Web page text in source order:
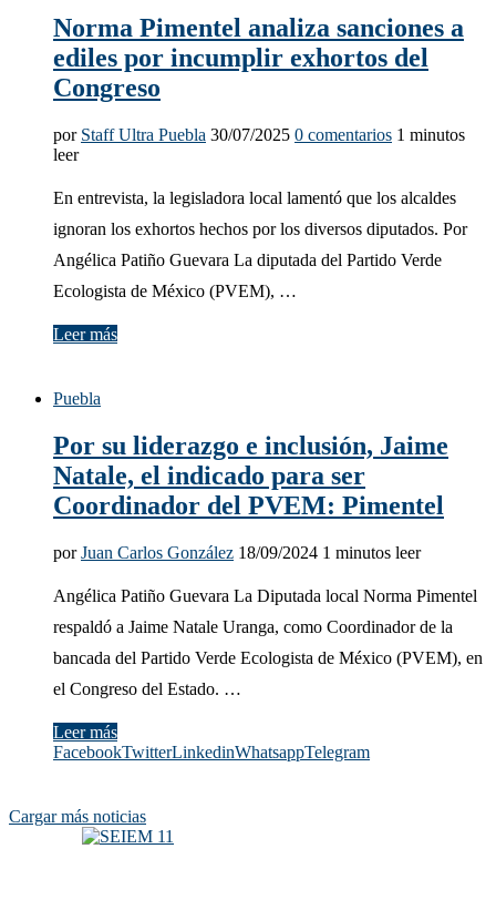
Norma Pimentel analiza sanciones a
ediles por incumplir exhortos del
Congreso
por Staff Ultra Puebla 30/07/2025 0 comentarios 1 minutos
leer
En entrevista, la legisladora local lamentó que los alcaldes
ignoran los exhortos hechos por los diversos diputados. Por
Angélica Patiño Guevara La diputada del Partido Verde
Ecologista de México (PVEM), …
Leer más
Puebla
Por su liderazgo e inclusión, Jaime
Natale, el indicado para ser
Coordinador del PVEM: Pimentel
porJuan Carlos González 18/09/2024 1 minutos leer
Angélica Patiño Guevara La Diputada local Norma Pimentel
respaldó a Jaime Natale Uranga, como Coordinador de la
bancada del Partido Verde Ecologista de México (PVEM), en
el Congreso del Estado. …
Leer más
FacebookTwitterLinkedinWhatsappTelegram
Cargar más noticias